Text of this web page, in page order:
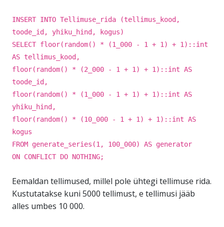
INSERT INTO Tellimuse_rida (tellimus_kood,
toode_id, yhiku_hind, kogus)
SELECT floor(random() * (1_000 - 1 + 1) + 1)::int
AS tellimus_kood,
floor(random() * (2_000 - 1 + 1) + 1)::int AS
toode_id,
floor(random() * (1_000 - 1 + 1) + 1)::int AS
yhiku_hind,
floor(random() * (10_000 - 1 + 1) + 1)::int AS
kogus
FROM generate_series(1, 100_000) AS generator
ON CONFLICT DO NOTHING;
Eemaldan tellimused, millel pole ühtegi tellimuse rida.
Kustutatakse kuni 5000 tellimust, e tellimusi jääb
alles umbes 10 000.